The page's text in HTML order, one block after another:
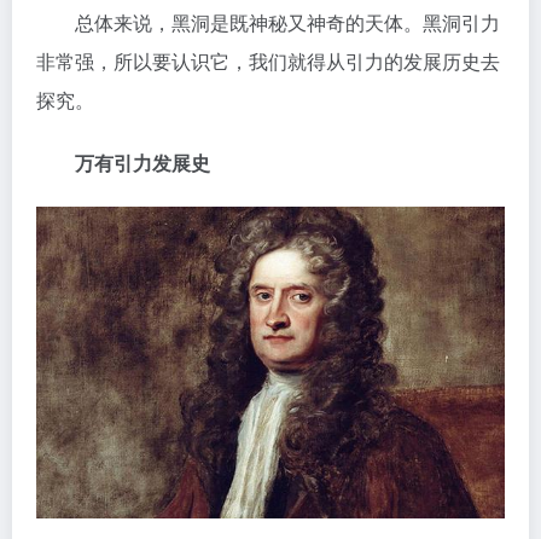
总体来说，黑洞是既神秘又神奇的天体。黑洞引力
非常强，所以要认识它，我们就得从引力的发展历史去
探究。
万有引力发展史